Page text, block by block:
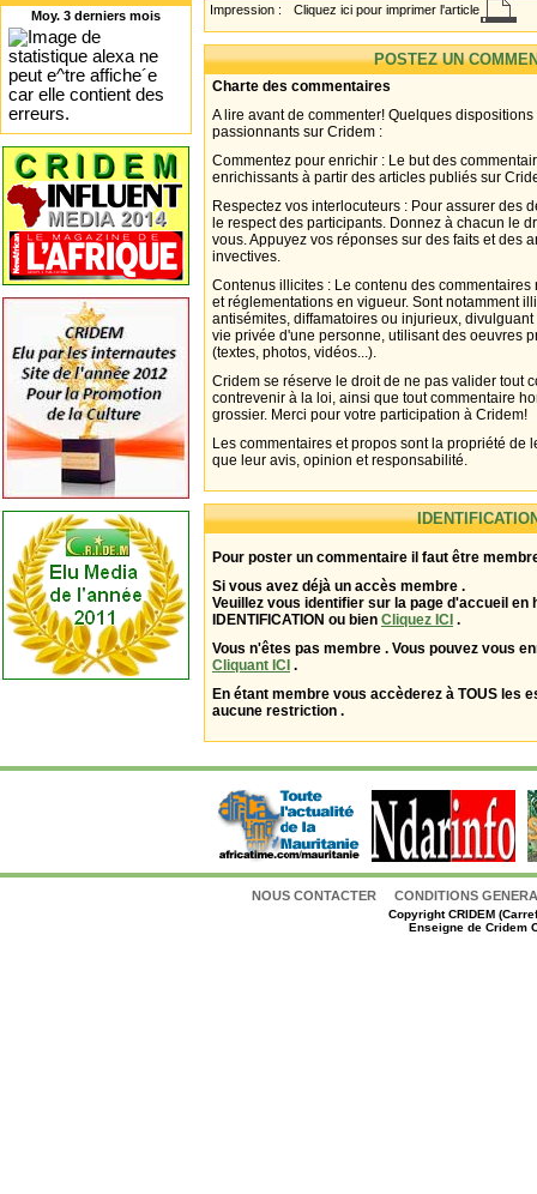
Moy. 3 derniers mois Impression : Cliquez ici pour imprimer l'article
POSTEZ UN
Charte des commentaires
A lire avant de commenter! Quelques
passionnants sur Cridem :
Commentez pour enrichir : Le but des
enrichissants à partir des articles publiés sur
Respectez vos interlocuteurs : Pour assurer des
le respect des participants. Donnez à chacun le
vous. Appuyez vos réponses sur des faits et des
invectives.
Contenus illicites : Le contenu des
et réglementations en vigueur. Sont notamment
antisémites, diffamatoires ou injurieux,
vie privée d'une personne, utilisant des oeuvres
(textes, photos, vidéos...).
Cridem se réserve le droit de ne pas valider tout
contrevenir à la loi, ainsi que tout commentaire
grossier. Merci pour votre participation à Cridem!
Les commentaires et propos sont la propriété de
que leur avis, opinion et responsabilité.
Pour poster un commentaire il faut être
Si vous avez déjà un accès membre .
Veuillez vous identifier sur la page d'accueil en
IDENTIFICATION ou bien Cliquez ICI .
Vous n'êtes pas membre . Vous pouvez vous
Cliquant ICI .
En étant membre vous accèderez à TOUS les
aucune restriction .
NOUS CONTACTER CONDITIONS
CopyrightCRIDEM
Enseigne de Cridem